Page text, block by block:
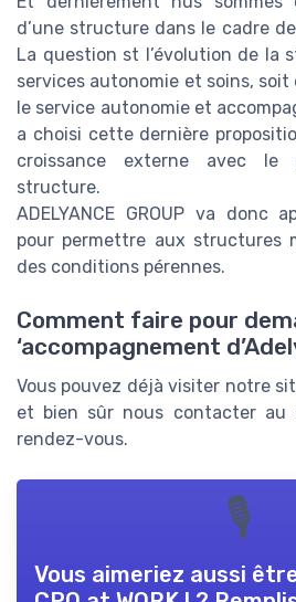
d’une structure dans le cadre
La question st l’évolution de la
services autonomie et soins,
le service autonomie et
a choisi cette dernière
croissance externe avec le
structure.
ADELYANCE GROUP va donc
pour permettre aux structures
des conditions pérennes.
Comment faire pour
‘accompagnement
Vous pouvez déjà visiter notre
et bien sûr nous contacter au
rendez-vous.
🎙
Vous aimeriez aussi